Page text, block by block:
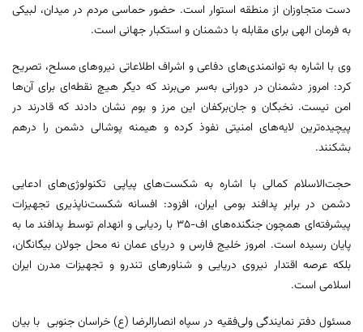
دست متجاوزان از منطقه استوار است. حضور حماسی مردم در میدان، لبیکی
به فرمان الهی برای مقابله با دشمنان و استکبار جهانی است.
وی با اشاره به توانمندی‌های دفاعی و اشراف اطلاعاتی نیروهای مسلح، تصریح
کرد: امروز دشمنان در دورانی به‌سر می‌برند که دیگر هیچ نقطه‌ای برای آن‌ها
امن نیست. نخبگان و جان‌برکفان این مرز و بوم نشان دادند که قادرند در
پیچیده‌ترین لایه‌های امنیتی نفوذ کرده و هیمنه پوشالی دشمن را درهم
بشکنند.
حجت‌الاسلام کمالی با اشاره به شکست‌های پیاپی تکنولوژی‌های ادعایی
دشمن در برابر پدافند بومی ایران، افزود: افسانه شکست‌ناپذیری تجهیزات
پیشرفته‌ای همچون جنگنده‌های اف-35 با ردیابی و انهدام توسط پدافند ما به
پایان رسیده است. امروز خلیج فارس و دریای عمان نه محل جولان بیگانگان،
بلکه عرصه اقتدار نیروی دریایی و شناورهای تندرو و تجهیزات مدرن ایران
اسلامی است.
مسئول دفتر نمایندگی ولی‌فقیه در سپاه انصارالرضا (ع) خراسان جنوبی با بیان